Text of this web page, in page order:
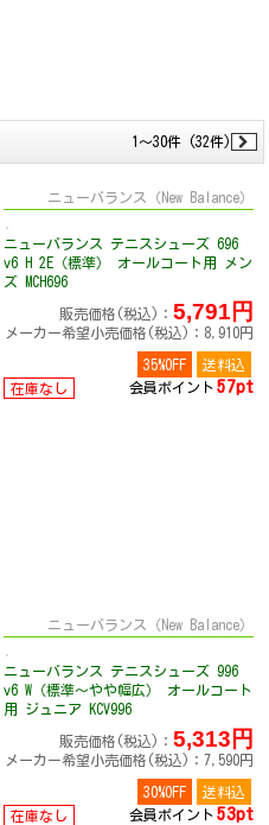
1～30件 (32件)
ニューバランス（New Balance）
ニューバランス テニスシューズ 696
v6 H 2E（標準） オールコート用 メン
ズ MCH696
販売価格(税込)： 5,791円
メーカー希望小売価格(税込)：8,910円
35%OFF
送料込
在庫なし
会員ポイント 57pt
ニューバランス（New Balance）
ニューバランス テニスシューズ 996
v6 W（標準～やや幅広） オールコート
用 ジュニア KCV996
販売価格(税込)： 5,313円
メーカー希望小売価格(税込)：7,590円
30%OFF
送料込
在庫なし
会員ポイント 53pt